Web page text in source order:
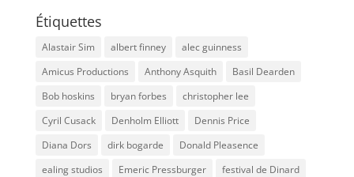
Étiquettes
Alastair Sim albert finney
alec guinness
Amicus Productions
Anthony Asquith
Basil Dearden
Bob hoskins
bryan forbes
christopher lee
Cyril Cusack
Denholm Elliott
Dennis Price
Diana Dors
dirk bogarde
Donald Pleasence
ealing studios
Emeric Pressburger
festival de Dinard